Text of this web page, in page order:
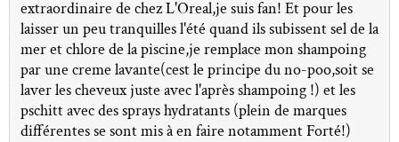
extraordinaire de chez L'Oreal,je suis fan! Et pour les
laisser un peu tranquilles l'été quand ils subissent sel de la
mer et chlore de la piscine,je remplace mon shampoing
par une creme lavante(cest le principe du no-poo,soit se
laver les cheveux juste avec l'après shampoing !) et les
pschitt avec des sprays hydratants (plein de marques
différentes se sont mis à en faire notamment Forté!)